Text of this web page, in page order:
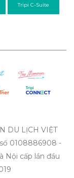
Tripi C-Suite
DU LỊCH VIỆT
0108886908 -
Nội cấp lần đầu